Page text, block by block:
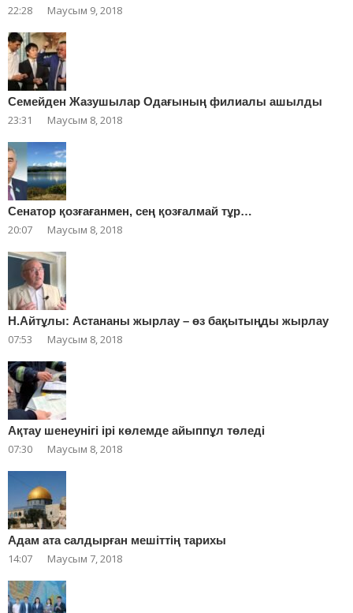
22:28 Маусым 9, 2018
Cемейден Жазушылар Одағының филиалы ашылды
23:31 Маусым 8, 2018
Сенатор қозғағанмен, сең қозғалмай тұр…
20:07 Маусым 8, 2018
Н.Айтұлы: Астананы жырлау – өз бақытыңды жырлау
07:53 Маусым 8, 2018
Ақтау шенеунігі ірі көлемде айыппұл төледі
07:30 Маусым 8, 2018
Адам ата салдырған мешіттің тарихы
14:07 Маусым 7, 2018